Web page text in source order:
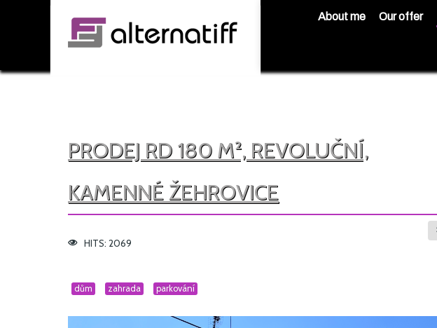
About me Our offer
PRODEJ RD 180 M², REVOLUČNÍ,
KAMENNÉ ŽEHROVICE
HITS: 2069
dům zahrada parkování